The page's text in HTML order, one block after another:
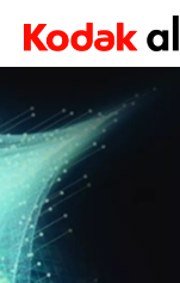
Skip to main content